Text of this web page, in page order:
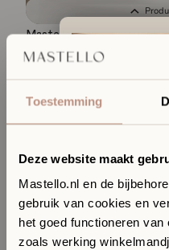
Toestemming
Deze website maakt
Mastello.nl en de
gebruik van cookies en
het goed functioneren
zoals werking
Mastello teak badmeubel
Stretto mat wit
Ervaar jouw
badkamer in